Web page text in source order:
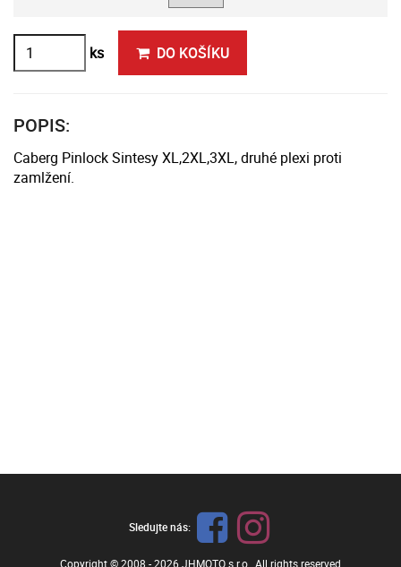
ks DO KOŠÍKU
POPIS:
Caberg Pinlock Sintesy XL,2XL,3XL, druhé plexi proti
zamlžení.
Sledujte nás:
Copyright © 2008 - 2026 JHMOTO s.r.o. , All rights reserved